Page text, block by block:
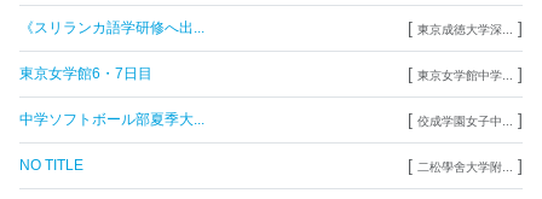
《スリランカ語学研修へ出... [ 東京成徳大学深... ]
東京女学館6・7日目 [ 東京女学館中学... ]
中学ソフトボール部夏季大... [ 佼成学園女子中... ]
NO TITLE [ 二松學舍大学附... ]